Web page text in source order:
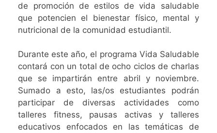
de promoción de estilos de vida saludable
que potencien el bienestar físico, mental y
nutricional de la comunidad estudiantil.
Durante este año, el programa Vida Saludable
contará con un total de ocho ciclos de charlas
que se impartirán entre abril y noviembre.
Sumado a esto, las/os estudiantes podrán
participar de diversas actividades como
talleres fitness, pausas activas y talleres
educativos enfocados en las temáticas de